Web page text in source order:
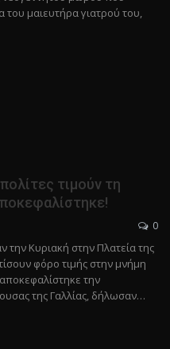
μαιευτήρα γιατρού του,
τιμούν τη
0
Κυριακή στην Πλατεία της
φόρο τιμής στην μνήμη
την
της Γαλλίας, δήλωσαν…